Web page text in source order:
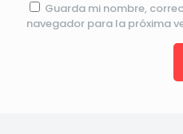
Guarda mi nombre,
navegador para la próxima